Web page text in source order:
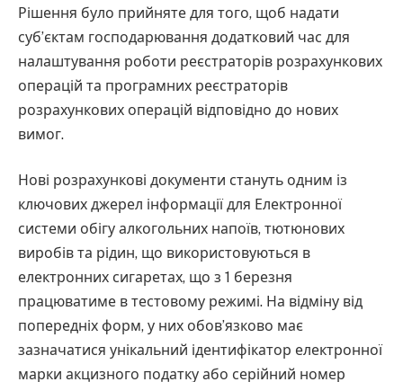
Рішення було прийняте для того, щоб надати
суб’єктам господарювання додатковий час для
налаштування роботи реєстраторів розрахункових
операцій та програмних реєстраторів
розрахункових операцій відповідно до нових
вимог.
Нові розрахункові документи стануть одним із
ключових джерел інформації для Електронної
системи обігу алкогольних напоїв, тютюнових
виробів та рідин, що використовуються в
електронних сигаретах, що з 1 березня
працюватиме в тестовому режимі. На відміну від
попередніх форм, у них обов’язково має
зазначатися унікальний ідентифікатор електронної
марки акцизного податку або серійний номер